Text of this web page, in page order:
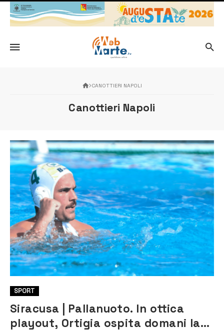
CANOTTIERI NAPOLI
Canottieri Napoli
SPORT
Siracusa | Pallanuoto. In ottica
playout, Ortigia ospita domani la